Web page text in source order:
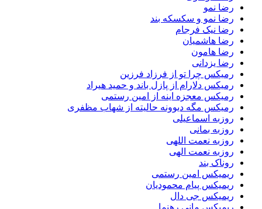
رضا نمو
رضا نمو و سکسکه بند
رضا نیک فرجام
رضا هاشمیان
رضا هامون
رضا یزدانی
رمیکس چرا تو از فرزاد فرزین
رمیکس دلارام از پازل باند و حمید هیراد
رمیکس معجزه اینه از امین رستمی
رمیکس مگه دیوونه حالیته از شهاب مظفری
روزبه اسماعیلی
روزبه بمانی
روزبه نعمت اللهی
روزبه نعمت الهی
روناک بند
ریمیکس امین رستمی
ریمیکس پیام محمودیان
ریمیکس جی دال
ریمیکس مانی رهنما